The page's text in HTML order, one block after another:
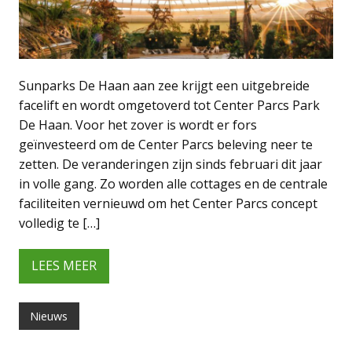
Sunparks De Haan aan zee krijgt een uitgebreide
facelift en wordt omgetoverd tot Center Parcs Park
De Haan. Voor het zover is wordt er fors
geïnvesteerd om de Center Parcs beleving neer te
zetten. De veranderingen zijn sinds februari dit jaar
in volle gang. Zo worden alle cottages en de centrale
faciliteiten vernieuwd om het Center Parcs concept
volledig te […]
LEES MEER
Nieuws